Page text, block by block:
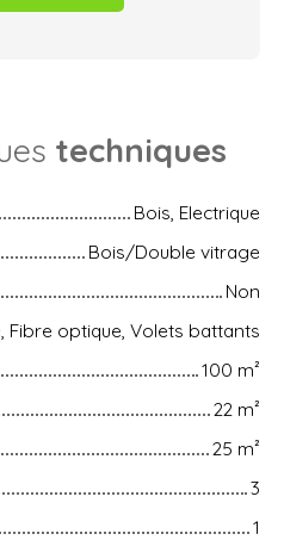
techniques
Bois, Electrique
Bois/Double vitrage
Non
Fibre optique, Volets battants
100 m²
22 m²
25 m²
3
1